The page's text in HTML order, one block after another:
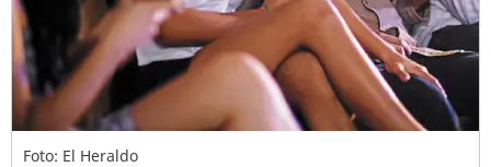
Foto: El Heraldo